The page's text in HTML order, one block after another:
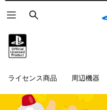
検
索
ライセンス商品 周辺機器